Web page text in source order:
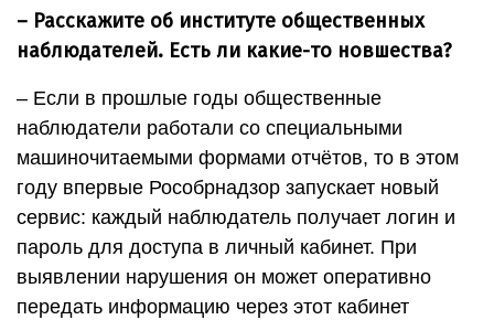
– Расскажите об институте общественных
наблюдателей. Есть ли какие-то новшества?
– Если в прошлые годы общественные
наблюдатели работали со специальными
машиночитаемыми формами отчётов, то в этом
году впервые Рособрнадзор запускает новый
сервис: каждый наблюдатель получает логин и
пароль для доступа в личный кабинет. При
выявлении нарушения он может оперативно
передать информацию через этот кабинет